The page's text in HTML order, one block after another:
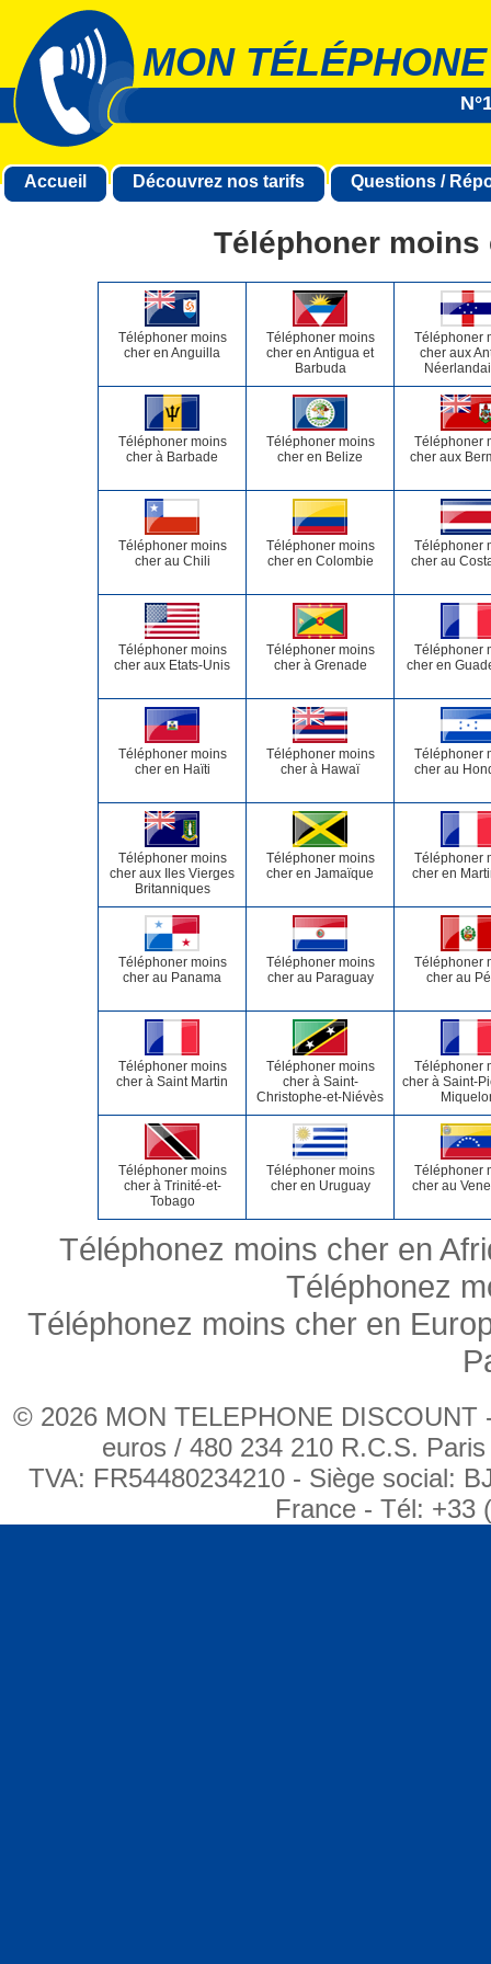
MON
Accueil Découvrez nos tarifs Questions /
Téléphoner
Téléphoner moins
cher en Anguilla
Téléphoner moins
cher en Antigua et
Barbuda
Téléphoner
cher aux
Téléphoner moins
cher à Barbade
Téléphoner moins
cher en Belize
Téléphoner
cher aux
Téléphoner moins
cher au Chili
Téléphoner moins
cher en Colombie
Téléphoner
cher au
Téléphoner moins
cher aux Etats-Unis
Téléphoner moins
cher à Grenade
Téléphoner
cher en
Téléphoner moins
cher en Haïti
Téléphoner moins
cher à Hawaï
Téléphoner
cher au
Téléphoner moins
cher aux Iles Vierges
Britanniques
Téléphoner moins
cher en Jamaïque
Téléphoner
cher en
Téléphoner moins
cher au Panama
Téléphoner moins
cher au Paraguay
Téléphoner
cher au
Téléphoner moins
cher à Saint Martin
Téléphoner moins
cher à Saint-
Christophe-et-Niévès
Téléphoner
cher à Saint-
Téléphoner moins
cher à Trinité-et-
Tobago
Téléphoner moins
cher en Uruguay
Téléphoner
cher au
Téléphonez moins cher en
Téléphonez
Téléphonez moins cher en
© 2026 MON TELEPHONE DISCOUNT
euros / 480 234 210 R.C.S.
TVA: FR54480234210 - Siège social:
France - Tél: +33